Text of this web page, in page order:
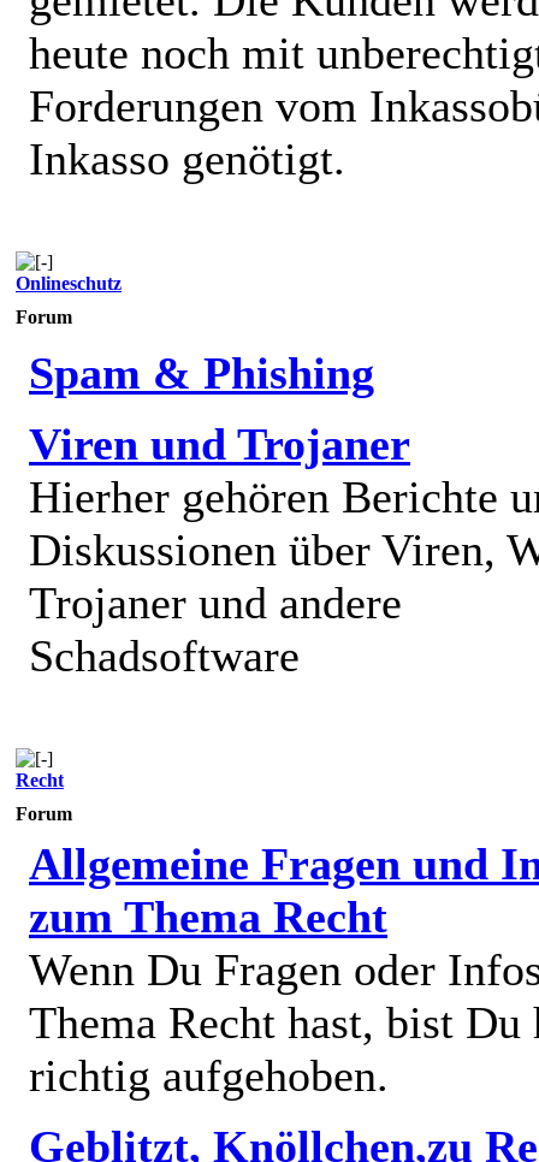
heute noch mit
Forderungen vom
Inkasso genötigt.
Onlineschutz
Forum
Spam & Phishing
Viren und Trojaner
Hierher gehören Berichte
Diskussionen über Viren,
Trojaner und andere
Schadsoftware
Recht
Forum
Allgemeine Fragen und
zum Thema Recht
Wenn Du Fragen oder
Thema Recht hast, bist Du
richtig aufgehoben.
Geblitzt, Knöllchen,zu